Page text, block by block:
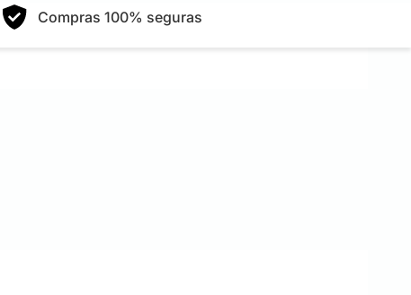
Compras 100% seguras